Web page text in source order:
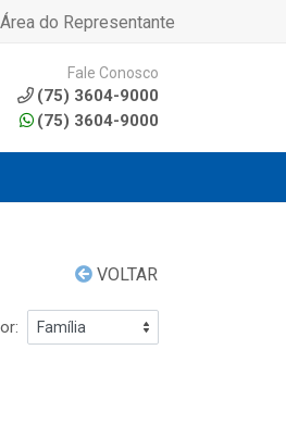
Área do Representante
Fale Conosco
(75) 3604-9000
(75) 3604-9000
VOLTAR